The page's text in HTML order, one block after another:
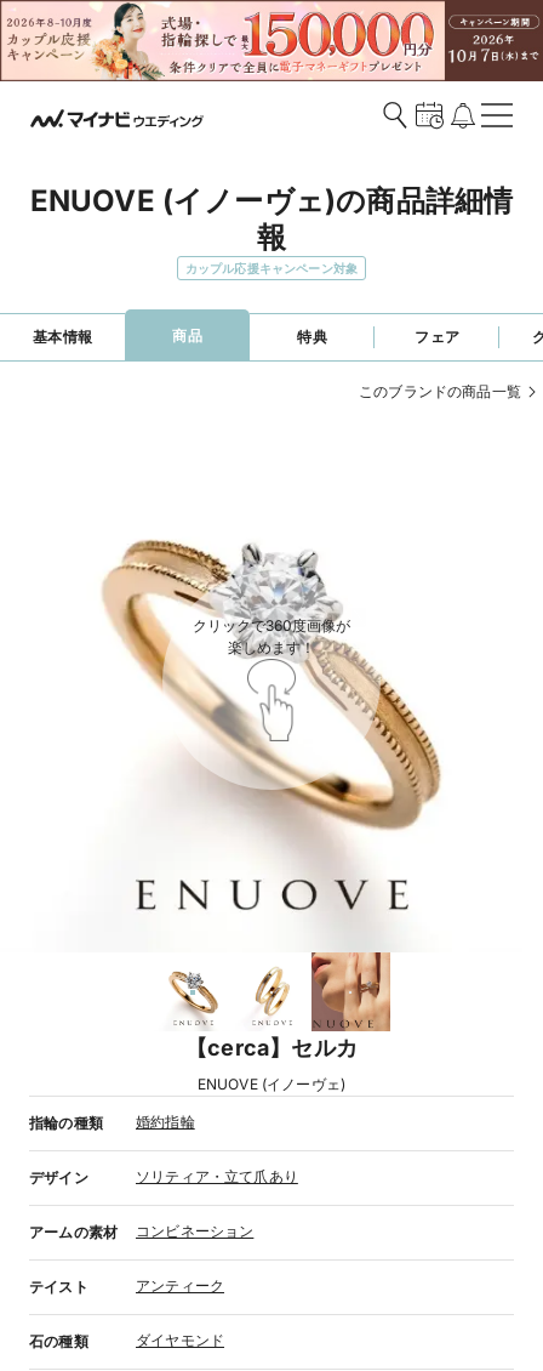
ENUOVE (イノーヴェ)の商品詳細情
報
カップル応援キャンペーン対象
基本情報 商品 特典 フェア
このブランドの商品一覧
クリックで360度画像が
楽しめます！
【cerca】セルカ
ENUOVE (イノーヴェ)
指輪の種類 婚約指輪
デザイン ソリティア・立て爪あり
アームの素材 コンビネーション
テイスト アンティーク
石の種類 ダイヤモンド